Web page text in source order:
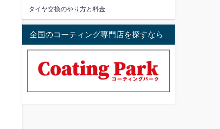
タイヤ交換のやり方と料金
全国のコーティング専門店を探すなら